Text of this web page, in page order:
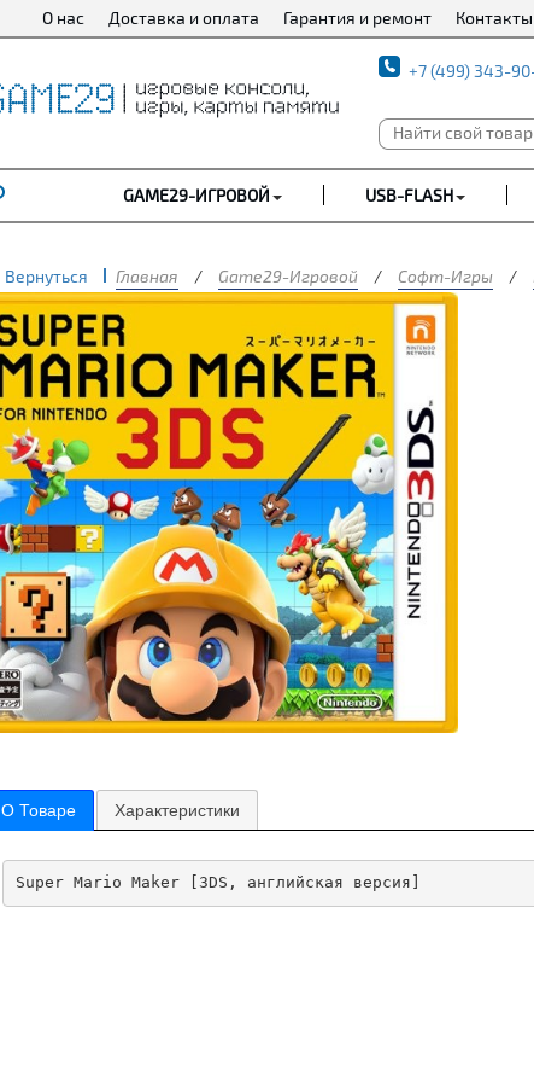
О нас Доставка и оплата Гарантия и ремонт Контакты
+7 (499) 343-
GAME29-ИГРОВОЙ USB-FLASH
Вернуться Главная / Game29-Игровой / Софт-Игры /
О Товаре Характеристики
Super Mario Maker [3DS, английская версия]